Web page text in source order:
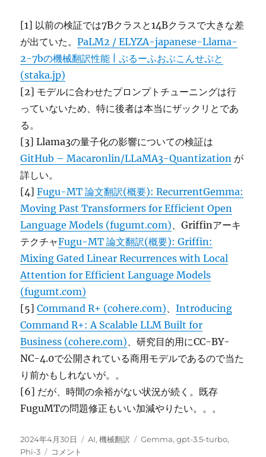
[1] 以前の検証では7Bクラスと14Bクラスで大きな差
が出ていた。PaLM2 / ELYZA-japanese-Llama-
2-7bの機械翻訳性能 | ぷるーふおぶこんせぷと
(staka.jp)
[2] モデルに合わせたプロンプトチューニングは行
っていないため、特に後者は本当にザックリとであ
る。
[3] Llama3の量子化の影響についての検証は
GitHub – Macaronlin/LLaMA3-Quantization が
詳しい。
[4]Fugu-MT 論文翻訳(概要): RecurrentGemma:
Moving Past Transformers for Efficient Open
Language Models (fugumt.com) 、Griffinアーキ
テクチャFugu-MT 論文翻訳(概要): Griffin:
Mixing Gated Linear Recurrences with Local
Attention for Efficient Language Models
(fugumt.com)
[5]Command R+ (cohere.com) 、Introducing
Command R+: A Scalable LLM Built for
Business (cohere.com) 、研究目的用にCC-BY-
NC-4.0で公開されている商用モデルであるので当た
り前かもしれないが。。
[6] だが、時間の余裕がない状況が続く。既存
FuguMTの問題修正もいい加減やりたい。。。
投
稿
2024年4月30日
カ
AI,機械翻訳
タ
Gemma,gpt-3.5-turbo,
Phi-3
Gemma
コメント